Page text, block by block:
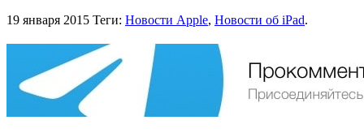
19 января 2015 Теги: Новости Apple, Новости об iPad.